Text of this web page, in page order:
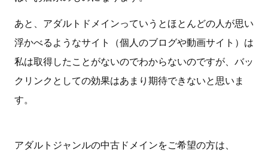
あと、アダルトドメインっていうとほとんどの人が思い
浮かべるようなサイト（個人のブログや動画サイト）は
私は取得したことがないのでわからないのですが、バッ
クリンクとしての効果はあまり期待できないと思いま
す。
アダルトジャンルの中古ドメインをご希望の方は、